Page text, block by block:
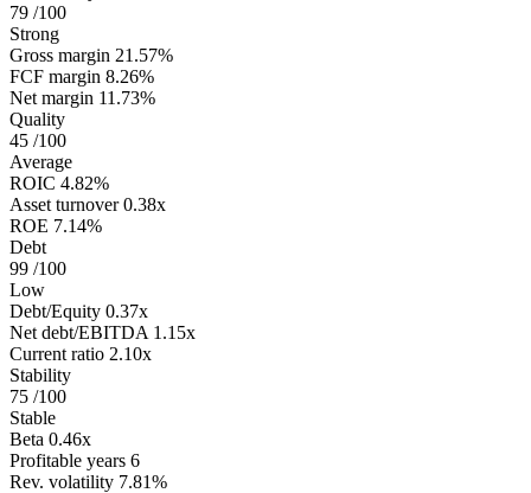
79 /100
Strong
Gross margin 21.57%
FCF margin 8.26%
Net margin 11.73%
Quality
45 /100
Average
ROIC 4.82%
Asset turnover 0.38x
ROE 7.14%
Debt
99 /100
Low
Debt/Equity 0.37x
Net debt/EBITDA 1.15x
Current ratio 2.10x
Stability
75 /100
Stable
Beta 0.46x
Profitable years 6
Rev. volatility 7.81%